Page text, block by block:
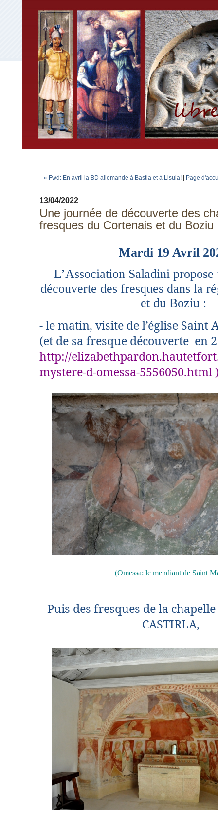
« Fwd: En avril la BD allemande à Bastia et à Lisula! Page
13/04/2022
Une journée de découverte des
fresques du Cortenais et du Boziu
Mardi 19 Avril
L’Association Saladini propose
découverte des fresques dans la
et du Boziu :
- le matin, visite de l’église Saint
(et de sa fresque découverte en
http://
mystere-d-omessa-5556050.html
(Omessa: le mendiant de Saint
Puis des fresques de la
CASTIRLA,